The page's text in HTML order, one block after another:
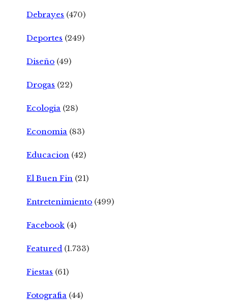
Debrayes (470)
Deportes (249)
Diseño (49)
Drogas (22)
Ecologia (28)
Economia (83)
Educacion (42)
El Buen Fin (21)
Entretenimiento (499)
Facebook (4)
Featured (1.733)
Fiestas (61)
Fotografia (44)